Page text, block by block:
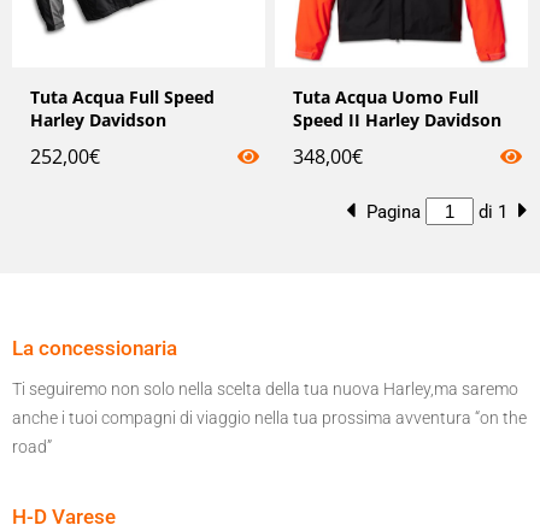
Tuta Acqua Full Speed
Harley Davidson
252,00€
Tuta Acqua Uomo Full
Speed ​​II Harley Davidson
348,00€
Pagina di 1
La concessionaria
Ti seguiremo non solo nella scelta della tua nuova Harley,ma saremo
anche i tuoi compagni di viaggio nella tua prossima avventura “on the
road”
H-D Varese